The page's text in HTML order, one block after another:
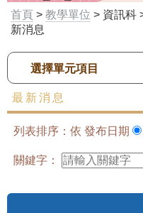
首頁 > 教學單位 > 資訊科
新消息
選擇單元項目
最新消息
列表排序：依 發布日期
關鍵字：